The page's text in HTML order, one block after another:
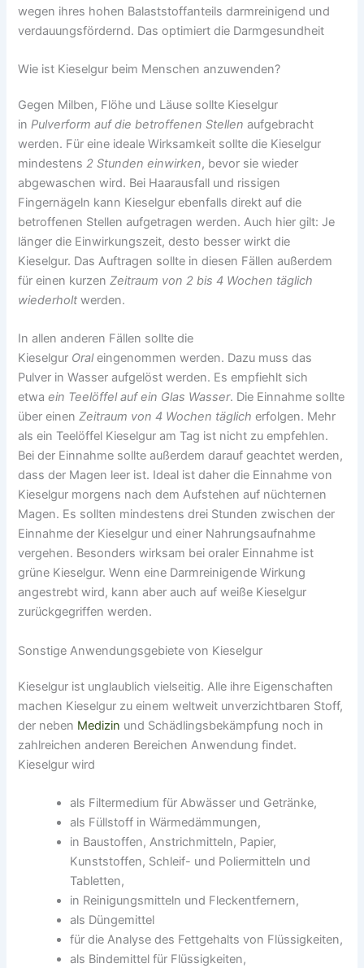
wegen ihres hohen Balaststoffanteils darmreinigend und
verdauungsfördernd. Das optimiert die Darmgesundheit
Wie ist Kieselgur beim Menschen anzuwenden?
Gegen Milben, Flöhe und Läuse sollte Kieselgur
inPulverform auf die betroffenen Stellen aufgebracht
werden. Für eine ideale Wirksamkeit sollte die Kieselgur
mindestens2 Stunden einwirken, bevor sie wieder
abgewaschen wird. Bei Haarausfall und rissigen
Fingernägeln kann Kieselgur ebenfalls direkt auf die
betroffenen Stellen aufgetragen werden. Auch hier gilt: Je
länger die Einwirkungszeit, desto besser wirkt die
Kieselgur. Das Auftragen sollte in diesen Fällen außerdem
für einen kurzenZeitraum von 2 bis 4 Wochen täglich
wiederholt werden.
In allen anderen Fällen sollte die
Kieselgur Oraleingenommen werden. Dazu muss das
Pulver in Wasser aufgelöst werden. Es empfiehlt sich
etwaein Teelöffel auf ein Glas Wasser. Die Einnahme sollte
über einenZeitraum von 4 Wochen täglich erfolgen. Mehr
als ein Teelöffel Kieselgur am Tag ist nicht zu empfehlen.
Bei der Einnahme sollte außerdem darauf geachtet werden,
dass der Magen leer ist. Ideal ist daher die Einnahme von
Kieselgur morgens nach dem Aufstehen auf nüchternen
Magen. Es sollten mindestens drei Stunden zwischen der
Einnahme der Kieselgur und einer Nahrungsaufnahme
vergehen. Besonders wirksam bei oraler Einnahme ist
grüne Kieselgur. Wenn eine Darmreinigende Wirkung
angestrebt wird, kann aber auch auf weiße Kieselgur
zurückgegriffen werden.
Sonstige Anwendungsgebiete von Kieselgur
Kieselgur ist unglaublich vielseitig. Alle ihre Eigenschaften
machen Kieselgur zu einem weltweit unverzichtbaren Stoff,
der neben Medizin und Schädlingsbekämpfung noch in
zahlreichen anderen Bereichen Anwendung findet.
Kieselgur wird
als Filtermedium für Abwässer und Getränke,
als Füllstoff in Wärmedämmungen,
in Baustoffen, Anstrichmitteln, Papier,
Kunststoffen, Schleif- und Poliermitteln und
Tabletten,
in Reinigungsmitteln und Fleckentfernern,
als Düngemittel
für die Analyse des Fettgehalts von Flüssigkeiten,
als Bindemittel für Flüssigkeiten,